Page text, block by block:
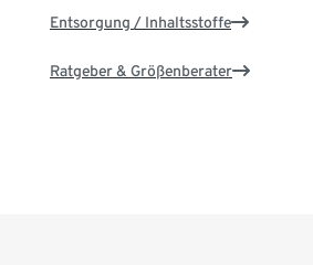
Entsorgung / Inhaltsstoffe
Ratgeber & Größenberater